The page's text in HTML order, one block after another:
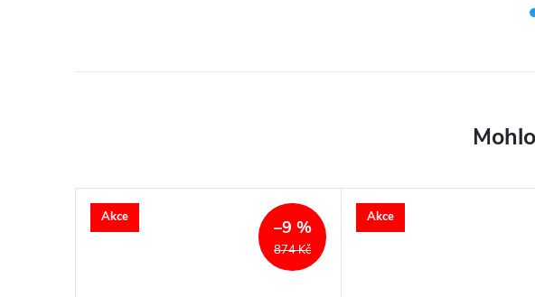
Akce
874 Kč
–9 % Akce